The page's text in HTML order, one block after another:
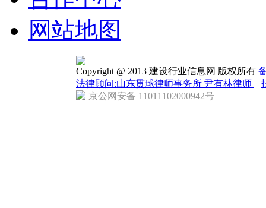
网站地图
Copyright @ 2013 建设行业信息网 版权所有
法律顾问:山东贯球律师事务所 尹有林律师
京公网安备 11011102000942号